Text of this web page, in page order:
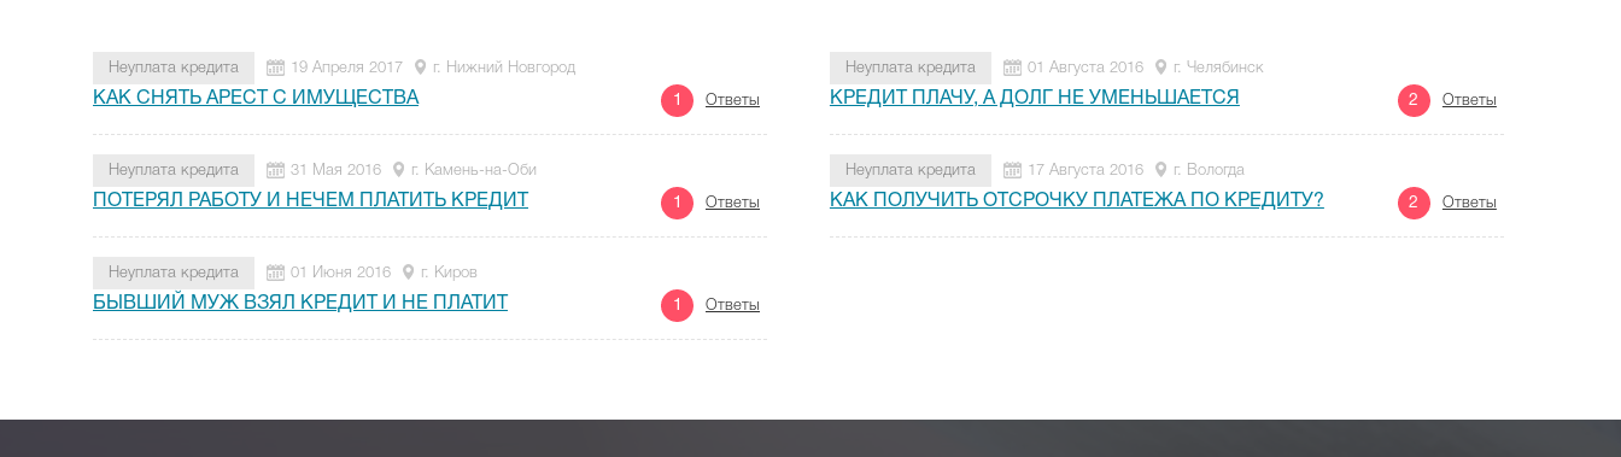
Неуплата кредита 19 Апреля 2017 г. Нижний Новгород
КАК СНЯТЬ АРЕСТ С ИМУЩЕСТВА 1 Ответы
Неуплата кредита 01 Августа 2016 г. Челябинск
КРЕДИТ ПЛАЧУ, А ДОЛГ НЕ УМЕНЬШАЕТСЯ 2 Ответы
Неуплата кредита 31 Мая 2016 г. Камень-на-Оби
ПОТЕРЯЛ РАБОТУ И НЕЧЕМ ПЛАТИТЬ КРЕДИТ 1 Ответы
Неуплата кредита 17 Августа 2016 г. Вологда
КАК ПОЛУЧИТЬ ОТСРОЧКУ ПЛАТЕЖА ПО КРЕДИТУ? 2 Ответы
Неуплата кредита 01 Июня 2016 г. Киров
БЫВШИЙ МУЖ ВЗЯЛ КРЕДИТ И НЕ ПЛАТИТ 1 Ответы